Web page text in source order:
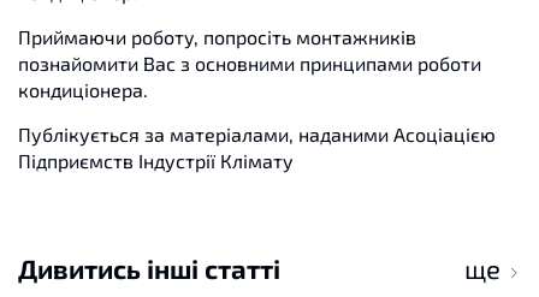
Приймаючи роботу, попросіть монтажників
познайомити Вас з основними принципами роботи
кондиціонера.
Публікується за матеріалами, наданими Асоціацією
Підприємств Індустрії Клімату
Дивитись інші статті ще